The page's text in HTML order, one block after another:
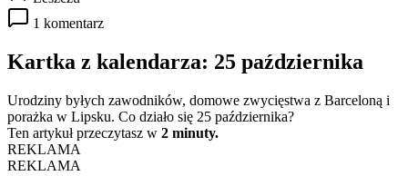
1 komentarz
Kartka z kalendarza: 25 października
Urodziny byłych zawodników, domowe zwycięstwa z Barceloną i
porażka w Lipsku. Co działo się 25 października?
Ten artykuł przeczytasz w 2 minuty.
REKLAMA
REKLAMA